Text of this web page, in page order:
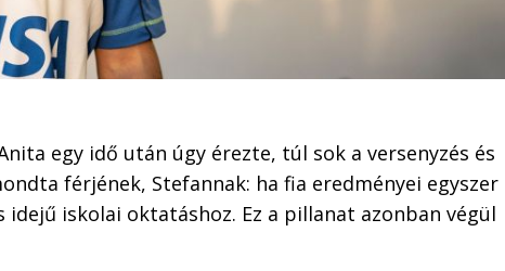
egy idő után úgy érezte, túl sok a versenyzés és
férjének, Stefannak: ha fia eredményei egyszer
iskolai oktatáshoz. Ez a pillanat azonban végül